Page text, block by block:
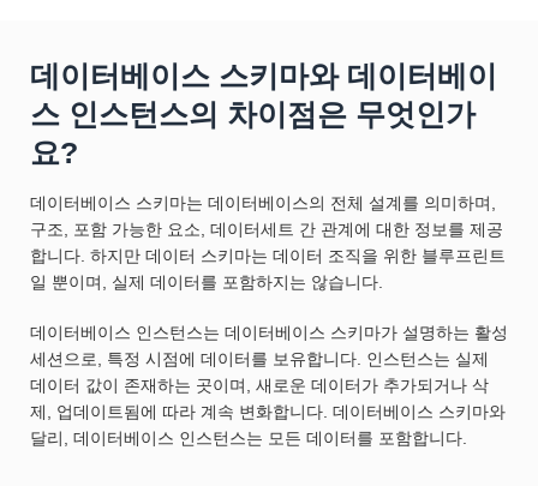
데이터베이스 스키마와 데이터베이
스 인스턴스의 차이점은 무엇인가
요?
데이터베이스 스키마는 데이터베이스의 전체 설계를 의미하며,
구조, 포함 가능한 요소, 데이터세트 간 관계에 대한 정보를 제공
합니다. 하지만 데이터 스키마는 데이터 조직을 위한 블루프린트
일 뿐이며, 실제 데이터를 포함하지는 않습니다.
데이터베이스 인스턴스는 데이터베이스 스키마가 설명하는 활성
세션으로, 특정 시점에 데이터를 보유합니다. 인스턴스는 실제
데이터 값이 존재하는 곳이며, 새로운 데이터가 추가되거나 삭
제, 업데이트됨에 따라 계속 변화합니다. 데이터베이스 스키마와
달리, 데이터베이스 인스턴스는 모든 데이터를 포함합니다.